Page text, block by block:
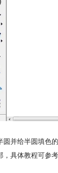
并给半圆填色
具体教程可参考